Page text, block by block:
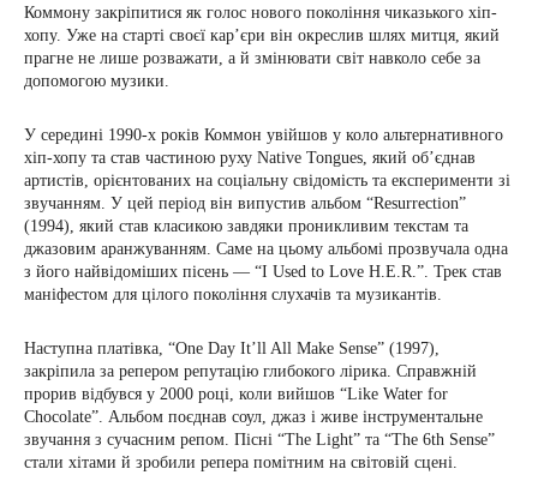
Коммону закріпитися як голос нового покоління чиказького хіп-
хопу. Уже на старті своєї кар’єри він окреслив шлях митця, який
прагне не лише розважати, а й змінювати світ навколо себе за
допомогою музики.
У середині 1990-х років Коммон увійшов у коло альтернативного
хіп-хопу та став частиною руху Native Tongues, який об’єднав
артистів, орієнтованих на соціальну свідомість та експерименти зі
звучанням. У цей період він випустив альбом “Resurrection”
(1994), який став класикою завдяки проникливим текстам та
джазовим аранжуванням. Саме на цьому альбомі прозвучала одна
з його найвідоміших пісень — “I Used to Love H.E.R.”. Трек став
маніфестом для цілого покоління слухачів та музикантів.
Наступна платівка, “One Day It’ll All Make Sense” (1997),
закріпила за репером репутацію глибокого лірика. Справжній
прорив відбувся у 2000 році, коли вийшов “Like Water for
Chocolate”. Альбом поєднав соул, джаз і живе інструментальне
звучання з сучасним репом. Пісні “The Light” та “The 6th Sense”
стали хітами й зробили репера помітним на світовій сцені.